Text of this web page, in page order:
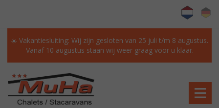
☀️ Vakantiesluiting: Wij zijn gesloten van 25 juli t/m 8 augustus.
Vanaf 10 augustus staan wij weer graag voor u klaar.